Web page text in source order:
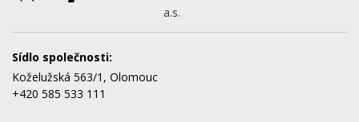
a.s.
Sídlo společnosti:
Koželužská 563/1, Olomouc
+420 585 533 111